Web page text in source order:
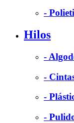
-
Hilos
-
-
-
-